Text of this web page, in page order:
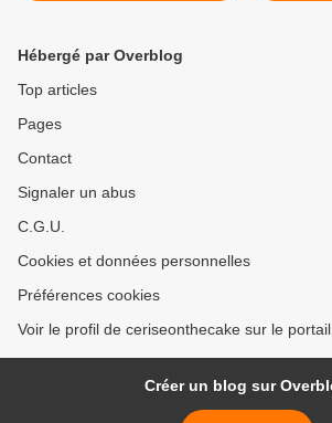
Hébergé par Overblog
Top articles
Pages
Contact
Signaler un abus
C.G.U.
Cookies et données personnelles
Préférences cookies
Voir le profil de ceriseonthecake sur le
Créer un blog sur